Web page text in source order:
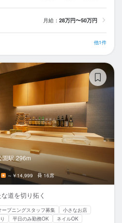
月給： 28万円〜50万円
他1件
園駅 296m
～￥14,999 16席
道を切り拓く
ープニングスタッフ募集
小さなお店
平日のみ勤務OK
ネイルOK